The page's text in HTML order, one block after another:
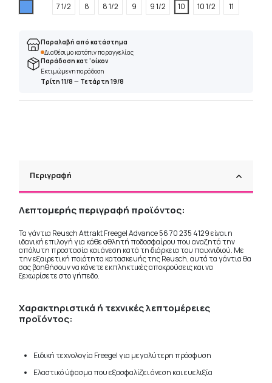
7 1/2
8 8 1/2 9 9 1/2 10 10 1/2 11
Παραλαβή από κατάστημα
Διαθέσιμο κατόπιν παραγγελίας
Παράδοση κατ 'οίκον
Εκτιμώμενη παράδοση
Τρίτη 11/8 — Τετάρτη 19/8
Περιγραφή
Λεπτομερής περιγραφή προϊόντος:
Τα γάντια Reusch Attrakt Freegel Advance 56 70 235 4129 είναι η
ιδανική επιλογή για κάθε αθλητή ποδοσφαίρου που αναζητά την
απόλυτη προστασία και άνεση κατά τη διάρκεια του παιχνιδιού. Με
την εξαιρετική ποιότητα κατασκευής της Reusch, αυτά τα γάντια θα
σας βοηθήσουν να κάνετε εκπληκτικές αποκρούσεις και να
ξεχωρίσετε στο γήπεδο.
Χαρακτηριστικά ή τεχνικές λεπτομέρειες
προϊόντος:
Ειδική τεχνολογία Freegel για μεγαλύτερη πρόσφυση
Ελαστικό ύφασμα που εξασφαλίζει άνεση και ευελιξία